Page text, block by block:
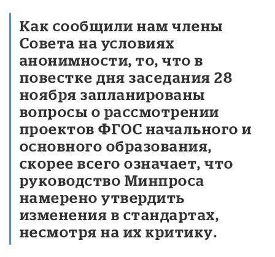
Как сообщили нам члены
Совета на условиях
анонимности, то, что в
повестке дня заседания 28
ноября запланированы
вопросы о рассмотрении
проектов ФГОС начального и
основного образования,
скорее всего означает, что
руководство Минпроса
намерено утвердить
изменения в стандартах,
несмотря на их критику.